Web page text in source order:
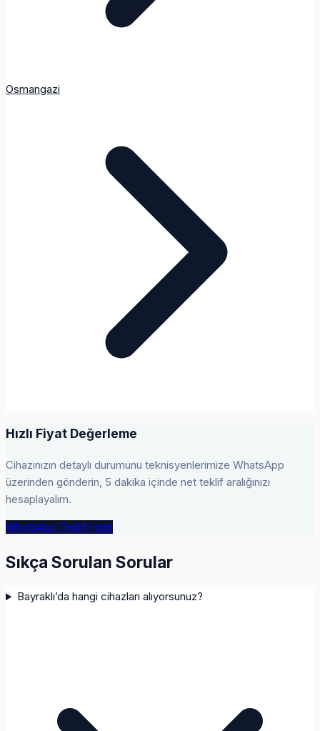
Osmangazi
Hızlı Fiyat Değerleme
Cihazınızın detaylı durumunu teknisyenlerimize WhatsApp
üzerinden gönderin, 5 dakika içinde net teklif aralığınızı
hesaplayalım.
WhatsApp Teklif Hattı
Sıkça Sorulan Sorular
Bayraklı’da hangi cihazları alıyorsunuz?